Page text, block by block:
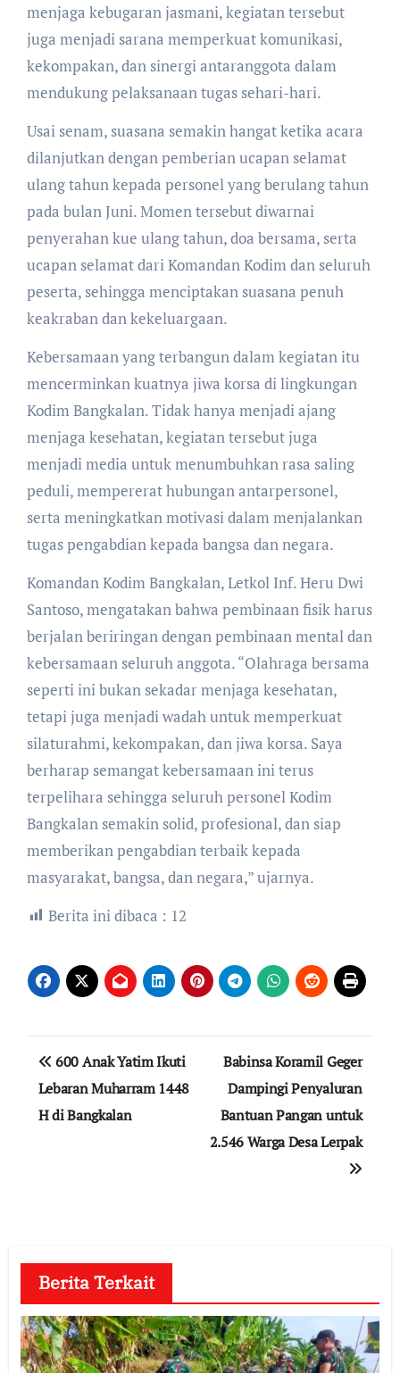
menjaga kebugaran jasmani, kegiatan tersebut
juga menjadi sarana memperkuat komunikasi,
kekompakan, dan sinergi antaranggota dalam
mendukung pelaksanaan tugas sehari-hari.
Usai senam, suasana semakin hangat ketika acara
dilanjutkan dengan pemberian ucapan selamat
ulang tahun kepada personel yang berulang tahun
pada bulan Juni. Momen tersebut diwarnai
penyerahan kue ulang tahun, doa bersama, serta
ucapan selamat dari Komandan Kodim dan seluruh
peserta, sehingga menciptakan suasana penuh
keakraban dan kekeluargaan.
Kebersamaan yang terbangun dalam kegiatan itu
mencerminkan kuatnya jiwa korsa di lingkungan
Kodim Bangkalan. Tidak hanya menjadi ajang
menjaga kesehatan, kegiatan tersebut juga
menjadi media untuk menumbuhkan rasa saling
peduli, mempererat hubungan antarpersonel,
serta meningkatkan motivasi dalam menjalankan
tugas pengabdian kepada bangsa dan negara.
Komandan Kodim Bangkalan, Letkol Inf. Heru Dwi
Santoso, mengatakan bahwa pembinaan fisik harus
berjalan beriringan dengan pembinaan mental dan
kebersamaan seluruh anggota. “Olahraga bersama
seperti ini bukan sekadar menjaga kesehatan,
tetapi juga menjadi wadah untuk memperkuat
silaturahmi, kekompakan, dan jiwa korsa. Saya
berharap semangat kebersamaan ini terus
terpelihara sehingga seluruh personel Kodim
Bangkalan semakin solid, profesional, dan siap
memberikan pengabdian terbaik kepada
masyarakat, bangsa, dan negara,” ujarnya.
Berita ini dibaca : 12
Navigasi
pos
600 Anak Yatim Ikuti
Lebaran Muharram 1448
H di Bangkalan
Babinsa Koramil Geger
Dampingi Penyaluran
Bantuan Pangan untuk
2.546 Warga Desa Lerpak
Berita Terkait